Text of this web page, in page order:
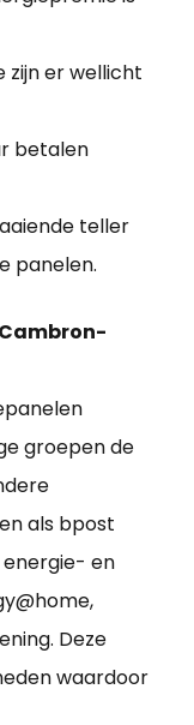
zijn er wellicht
betalen
teller
panelen.
groepen de
als bpost
energie- en
Deze
waardoor